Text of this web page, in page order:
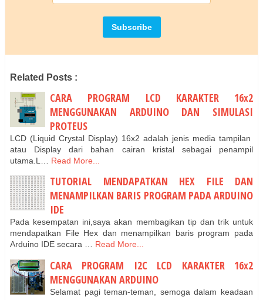
Related Posts :
CARA PROGRAM LCD KARAKTER 16x2
MENGGUNAKAN ARDUINO DAN SIMULASI
PROTEUS
LCD (Liquid Crystal Display) 16x2 adalah jenis media tampilan
atau Display dari bahan cairan kristal sebagai penampil
utama.L…
Read More...
TUTORIAL MENDAPATKAN HEX FILE DAN
MENAMPILKAN BARIS PROGRAM PADA ARDUINO
IDE
Pada kesempatan ini,saya akan membagikan tip dan trik untuk
mendapatkan File Hex dan menampilkan baris program pada
Arduino IDE secara …
Read More...
CARA PROGRAM I2C LCD KARAKTER 16x2
MENGGUNAKAN ARDUINO
Selamat pagi teman-teman, semoga dalam keadaan